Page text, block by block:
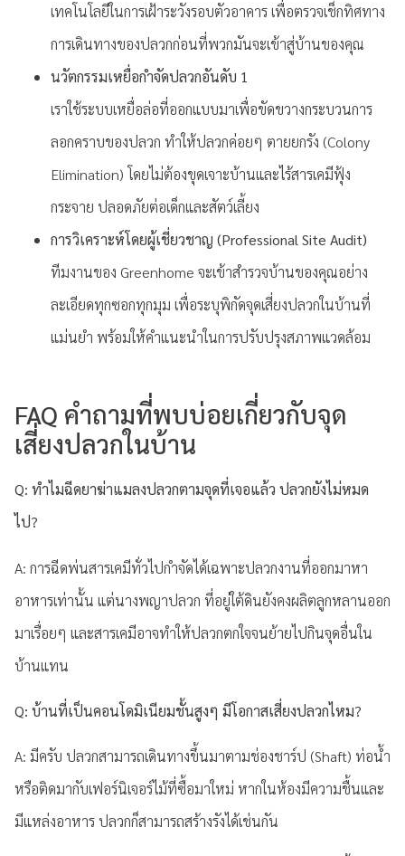
เทคโนโลยีในการเฝ้าระวังรอบตัวอาคาร เพื่อตรวจเช็กทิศทาง
การเดินทางของปลวกก่อนที่พวกมันจะเข้าสู่บ้านของคุณ
นวัตกรรมเหยื่อกำจัดปลวกอันดับ 1
เราใช้ระบบเหยื่อล่อที่ออกแบบมาเพื่อขัดขวางกระบวนการ
ลอกคราบของปลวก ทำให้ปลวกค่อยๆ ตายยกรัง (Colony
Elimination) โดยไม่ต้องขุดเจาะบ้านและไร้สารเคมีฟุ้ง
กระจาย ปลอดภัยต่อเด็กและสัตว์เลี้ยง
การวิเคราะห์โดยผู้เชี่ยวชาญ (Professional Site Audit)
ทีมงานของ Greenhome จะเข้าสำรวจบ้านของคุณอย่าง
ละเอียดทุกซอกทุกมุม เพื่อระบุพิกัดจุดเสี่ยงปลวกในบ้านที่
แม่นยำ พร้อมให้คำแนะนำในการปรับปรุงสภาพแวดล้อม
FAQ คำถามที่พบบ่อยเกี่ยวกับจุด
เสี่ยงปลวกในบ้าน
Q: ทำไมฉีดยาฆ่าแมลงปลวกตามจุดที่เจอแล้ว ปลวกยังไม่หมด
ไป?
A: การฉีดพ่นสารเคมีทั่วไปกำจัดได้เฉพาะปลวกงานที่ออกมาหา
อาหารเท่านั้น แต่นางพญาปลวก ที่อยู่ใต้ดินยังคงผลิตลูกหลานออก
มาเรื่อยๆ และสารเคมีอาจทำให้ปลวกตกใจจนย้ายไปกินจุดอื่นใน
บ้านแทน
Q: บ้านที่เป็นคอนโดมิเนียมชั้นสูงๆ มีโอกาสเสี่ยงปลวกไหม?
A: มีครับ ปลวกสามารถเดินทางขึ้นมาตามช่องชาร์ป (Shaft) ท่อน้ำ
หรือติดมากับเฟอร์นิเจอร์ไม้ที่ซื้อมาใหม่ หากในห้องมีความชื้นและ
มีแหล่งอาหาร ปลวกก็สามารถสร้างรังได้เช่นกัน